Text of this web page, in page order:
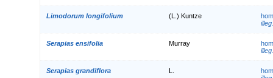
Limodorum longifolium (L.) Kuntze
illeg.
Serapias ensifolia Murray
illeg.
Serapias grandiflora L.